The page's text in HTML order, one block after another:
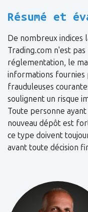
Résumé et
De nombreux indices
Trading.com n'est
réglementation, le
informations fournies
frauduleuses
soulignent un risque
Toute personne
nouveau dépôt est
ce type doivent
avant toute décision